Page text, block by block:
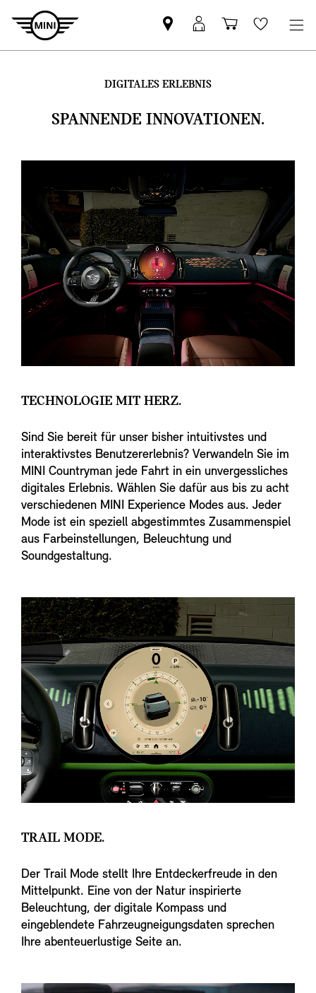
MINI
Partner
Mein
MINI
Wishlist
DIGITALES ERLEBNIS
SPANNENDE INNOVATIONEN.
TECHNOLOGIE MIT HERZ.
Sind Sie bereit für unser bisher intuitivstes und
interaktivstes Benutzererlebnis? Verwandeln Sie im
MINI Countryman jede Fahrt in ein unvergessliches
digitales Erlebnis. Wählen Sie dafür aus bis zu acht
verschiedenen MINI Experience Modes aus. Jeder
Mode ist ein speziell abgestimmtes Zusammenspiel
aus Farbeinstellungen, Beleuchtung und
Soundgestaltung.
TRAIL MODE.
Der Trail Mode stellt Ihre Entdeckerfreude in den
Mittelpunkt. Eine von der Natur inspirierte
Beleuchtung, der digitale Kompass und
eingeblendete Fahrzeugneigungsdaten sprechen
Ihre abenteuerlustige Seite an.